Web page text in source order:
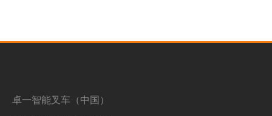
卓一智能叉车（中国）